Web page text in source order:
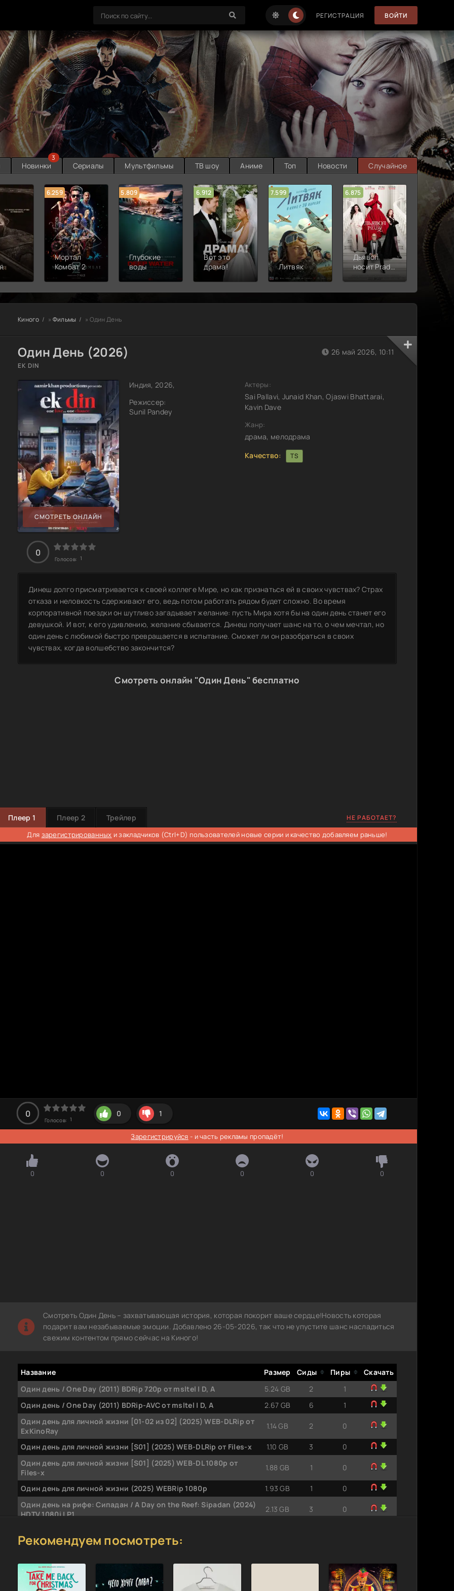
РЕГИСТРАЦИЯ ВОЙТИ
Новинки
3
Сериалы Мультфильмы ТВ шоу Аниме Топ Новости Случайное
6.259
Мортал
Комбат 2
5.809
Глубокие
воды
6.912
Вот это
драма!
7.599
Литвяк
6.875
Дьявол
носит Prada
2
6.314
Киного » Фильмы » Один День
Один День (2026)
EK DIN
СМОТРЕТЬ ОНЛАЙН
Индия, 2026,
Режиссер:
Sunil Pandey
26 май 2026, 10:11
Актеры:
Sai Pallavi, Junaid Khan, Ojaswi Bhattarai,
Kavin Dave
Жанр:
драма, мелодрама
Качество:
TS
0
Голосов: 1
Динеш долго присматривается к своей коллеге Мире, но как признаться ей в своих чувствах? Страх
отказа и неловкость сдерживают его, ведь потом работать рядом будет сложно. Во время
корпоративной поездки он шутливо загадывает желание: пусть Мира хотя бы на один день станет его
девушкой. И вот, к его удивлению, желание сбывается. Динеш получает шанс на то, о чем мечтал, но
один день с любимой быстро превращается в испытание. Сможет ли он разобраться в своих
чувствах, когда волшебство закончится?
Смотреть онлайн "Один День" бесплатно
Плеер 1 Плеер 2 Трейлер НЕ РАБОТАЕТ?
Для зарегистрированных и закладчиков (Ctrl+D) пользователей новые серии и качество добавляем раньше!
0
Голосов: 1
0 1
Зарегистрируйся - и часть рекламы пропадёт!
0 0 0 0 0 0
Смотреть Один День – захватывающая история, которая покорит ваше сердце!Новость которая
подарит вам незабываемые эмоции. Добавлено 26-05-2026, так что не упустите шанс насладиться
свежим контентом прямо сейчас на Киного!
Название Размер Сиды Пиры
Скачать
Один день / One Day (2011) BDRip 720p от msltel | D, A
5.24 GB 2
1
Один день / One Day (2011) BDRip-AVC от msltel | D, A
2.67 GB 6
1
Один день для личной жизни [01-02 из 02] (2025) WEB-DLRip от
ExKinoRay
1.14 GB 2 0
Один день для личной жизни [S01] (2025) WEB-DLRip от Files-x 1.10 GB 3
0
Один день для личной жизни [S01] (2025) WEB-DL 1080p от
Files-x
1.88 GB 1 0
Один день для личной жизни (2025) WEBRip 1080p 1.93 GB 1
0
Один день на рифе: Сипадан / A Day on the Reef: Sipadan (2024)
HDTV 1080i | P1
2.13 GB 3 0
(2025) MP3
Один день в Стамбуле (2024) WEB-DLRip от ExKinoRay 1
Рекомендуем посмотреть: